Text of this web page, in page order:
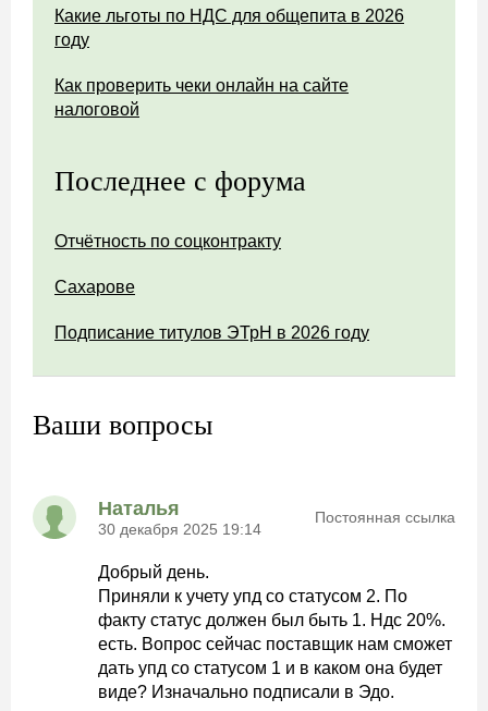
Какие льготы по НДС для общепита в 2026
году
Как проверить чеки онлайн на сайте
налоговой
Последнее с форума
Отчётность по соцконтракту
Сахарове
Подписание титулов ЭТрН в 2026 году
Ваши вопросы
Наталья
30 декабря 2025 19:14
Постоянная ссылка
Добрый день.
Приняли к учету упд со статусом 2. По
факту статус должен был быть 1. Ндс 20%.
есть. Вопрос сейчас поставщик нам сможет
дать упд со статусом 1 и в каком она будет
виде? Изначально подписали в Эдо.